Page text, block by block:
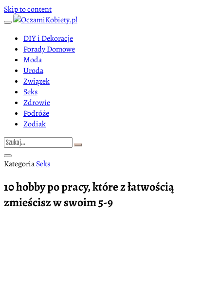
Skip to content
DIY i Dekoracje
Porady Domowe
Moda
Uroda
Związek
Seks
Zdrowie
Podróże
Zodiak
KategoriaSeks
10 hobby po pracy, które z łatwością
zmieścisz w swoim 5-9